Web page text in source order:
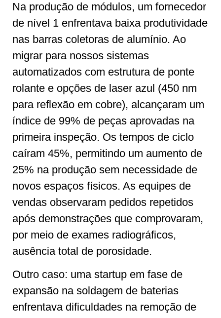
Na produção de módulos, um fornecedor
de nível 1 enfrentava baixa produtividade
nas barras coletoras de alumínio. Ao
migrar para nossos sistemas
automatizados com estrutura de ponte
rolante e opções de laser azul (450 nm
para reflexão em cobre), alcançaram um
índice de 99% de peças aprovadas na
primeira inspeção. Os tempos de ciclo
caíram 45%, permitindo um aumento de
25% na produção sem necessidade de
novos espaços físicos. As equipes de
vendas observaram pedidos repetidos
após demonstrações que comprovaram,
por meio de exames radiográficos,
ausência total de porosidade.
Outro caso: uma startup em fase de
expansão na soldagem de baterias
enfrentava dificuldades na remoção de